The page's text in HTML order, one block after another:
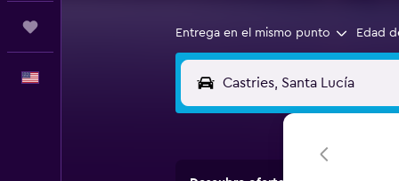
Entrega en el mismo punto Edad